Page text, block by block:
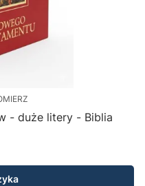
litery - Biblia